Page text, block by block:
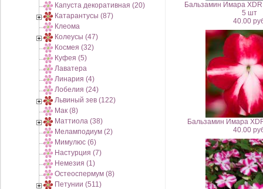
Капуста декоративная (20)
Катарантусы (87)
Клеома
Колеусы (47)
Космея (32)
Куфея (5)
Лаватера
Линария (4)
Лобелия (24)
Львиный зев (122)
Мак (8)
Маттиола (38)
Меламподиум (2)
Мимулюс (6)
Настурция (7)
Немезия (1)
Остеоспермум (8)
Петунии (511)
Бальзамин Имара
5 шт
40.00
Бальзамин Имара
40.00